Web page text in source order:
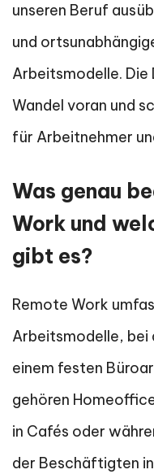
unseren Beruf
und
Arbeitsmodelle.
Wandel voran und
für Arbeitnehmer
Was genau
Work und
gibt es?
Remote Work
Arbeitsmodelle, bei
einem festen
gehören
in Cafés oder
der Beschäftigten